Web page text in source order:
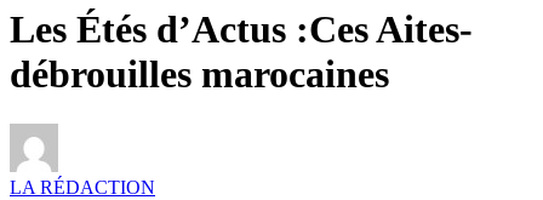
Les Étés d’Actus :Ces Aites-
débrouilles marocaines
LA RÉDACTION